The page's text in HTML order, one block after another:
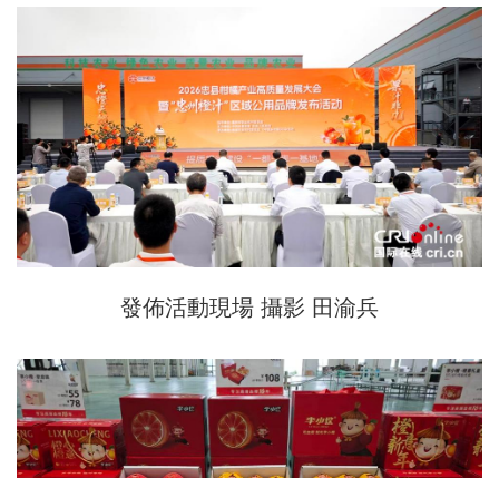
發佈活動現場 攝影 田渝兵